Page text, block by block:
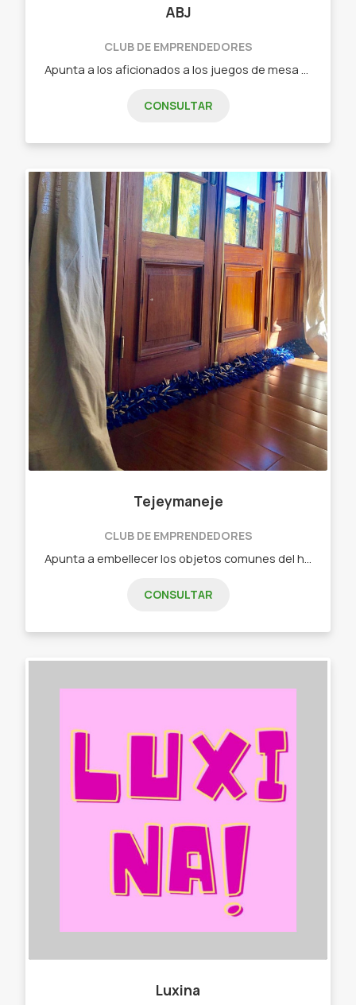
ABJ
CLUB DE EMPRENDEDORES
CONSULTAR
Tejeymaneje
CLUB DE EMPRENDEDORES
CONSULTAR
Luxina